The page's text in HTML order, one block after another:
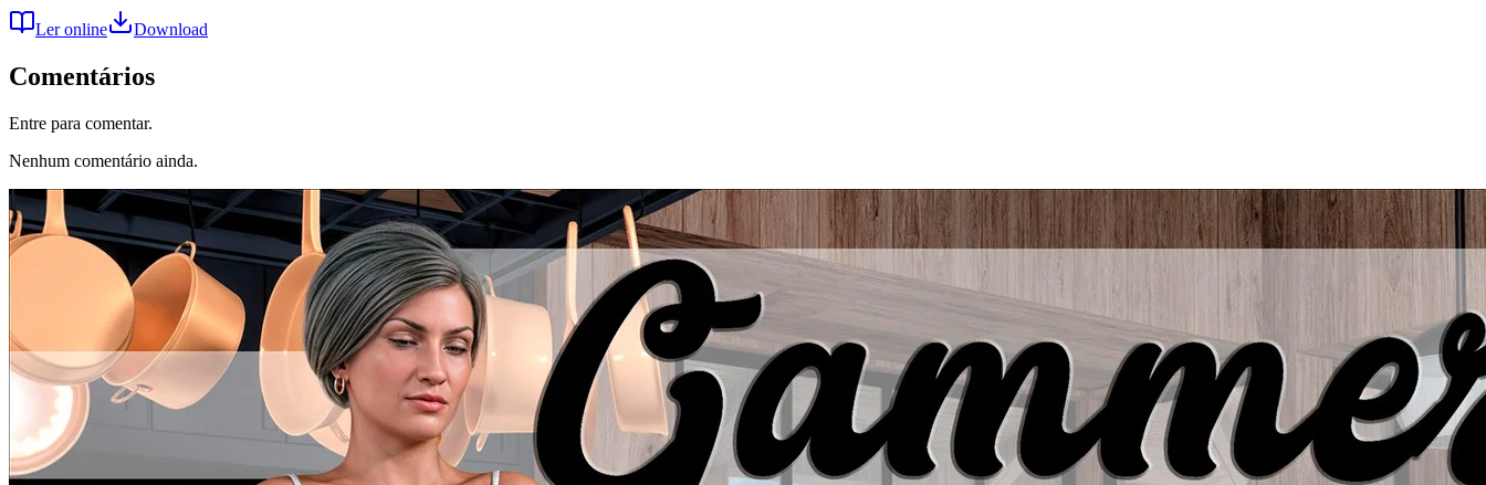
Ler online Download
Comentários
Entre para comentar.
Nenhum comentário ainda.